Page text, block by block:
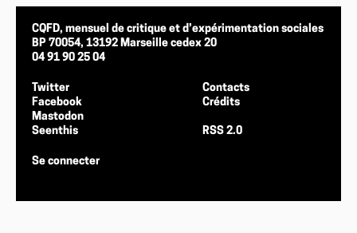
CQFD, mensuel de critique et d’expérimentation sociales
BP 70054, 13192 Marseille cedex 20
04 91 90 25 04
Twitter
Facebook
Mastodon
Seenthis
Contacts
Crédits
RSS 2.0
Se connecter